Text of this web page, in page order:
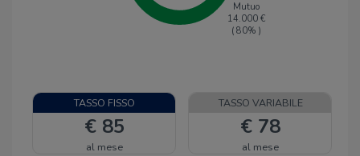
Mutuo
14.000 €
(80% )
TASSO FISSO
€ 85
al mese
TASSO VARIABILE
€ 78
al mese